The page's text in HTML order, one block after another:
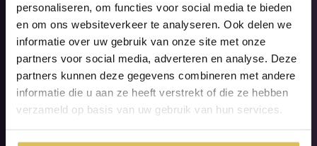
personaliseren, om functies voor social media te bieden
en om ons websiteverkeer te analyseren. Ook delen we
informatie over uw gebruik van onze site met onze
partners voor social media, adverteren en analyse. Deze
partners kunnen deze gegevens combineren met andere
informatie die u aan ze heeft verstrekt of die ze hebben
verzameld op basis van uw gebruik van hun services.
Arrangementen
Giftcard
Huisregels
Vraag & Antwoord
Reserveren